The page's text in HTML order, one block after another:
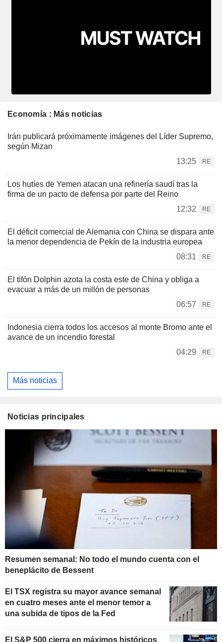
Economía : Más noticias
Irán publicará próximamente imágenes del Líder Supremo,
según Mizan
13:25
RE
Los hutíes de Yemen atacan una refinería saudí tras la
firma de un pacto de defensa por parte del Reino
12:32
RE
El déficit comercial de Alemania con China se dispara ante
la menor dependencia de Pekín de la industria europea
08:31
RE
El tifón Dolphin azota la costa este de China y obliga a
evacuar a más de un millón de personas
06:57
RE
Indonesia cierra todos los accesos al monte Bromo ante el
avance de un incendio forestal
04:29
RE
Más noticias
Noticias principales
Resumen semanal: No todo el mundo cuenta con el
beneplácito de Bessent
El TSX registra su mayor avance semanal
en cuatro meses ante el menor temor a
una subida de tipos de la Fed
El S&P 500 cierra en máximos históricos